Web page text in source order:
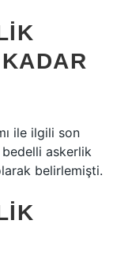
ile ilgili son
bedelli askerlik
belirlemişti.